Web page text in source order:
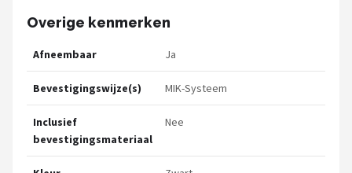
Overige kenmerken
Afneembaar Ja
Bevestigingswijze(s) MIK-Systeem
Inclusief
bevestigingsmateriaal
Nee